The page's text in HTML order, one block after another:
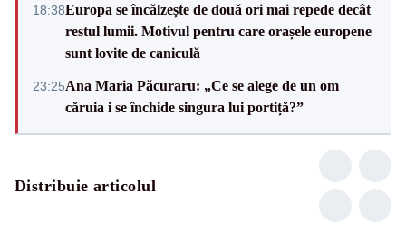
18:38Europa se încălzește de două ori mai repede decât
restul lumii. Motivul pentru care orașele europene
sunt lovite de caniculă
23:25Ana Maria Păcuraru: „Ce se alege de un om
căruia i se închide singura lui portiță?”
Distribuie articolul